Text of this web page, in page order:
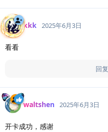
kkk 2025年6月3日
看看
回复
waltshen 2025年6月3日
开卡成功，感谢